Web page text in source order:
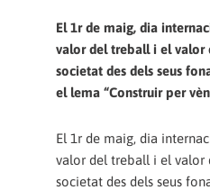
El 1r de maig, dia
valor del treball i el valor
societat des dels seus
el lema “Construir per
El 1r de maig, dia
valor del treball i el valor
societat des dels seus